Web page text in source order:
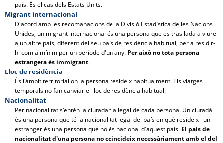
país. És el cas dels Estats Units.
Migrant internacional
D'acord amb les recomanacions de la Divisió Estadística de les Nacions
Unides, un migrant internacional és una persona que es trasllada a viure
a un altre país, diferent del seu país de residència habitual, per a residir-
hi com a mínim per un període d'un any. Per això no tota persona
estrangera és immigrant.
Lloc de residència
És l'àmbit territorial on la persona resideix habitualment. Els viatges
temporals no fan canviar el lloc de residència habitual.
Nacionalitat
Per nacionalitat s'entén la ciutadania legal de cada persona. Un ciutadà
és una persona que té la nacionalitat legal del país en què resideix i un
estranger és una persona que no és nacional d'aquest país. El país de
nacionalitat d'una persona no coincideix necessàriament amb el del